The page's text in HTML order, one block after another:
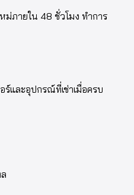
ภายใน 48 ชั่วโมง ทำการ
ร์และอุปกรณ์ที่เช่าเมื่อครบ